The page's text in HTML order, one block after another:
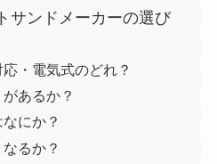
サンドメーカーの選び
・電気式のどれ？
あるか？
にか？
るか？